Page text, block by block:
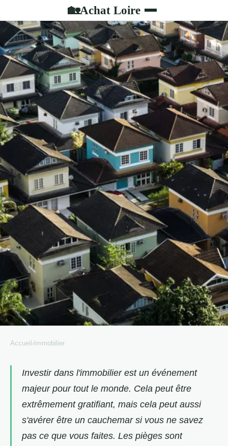
🏡Achat Loire
Les pièges à éviter lors d'un
achat ou d'une vente
immobilière
3 min de lecture
Accueil › Immobilier
Investir dans l'immobilier est un événement
majeur pour tout le monde. Cela peut être
extrêmement gratifiant, mais cela peut aussi
s'avérer être un cauchemar si vous ne savez
pas ce que vous faites. Les pièges sont